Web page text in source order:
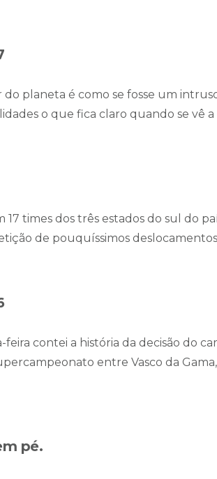
planeta é como se fosse um
o que fica claro quando se vê a
17 times dos três estados do sul do
de pouquíssimos deslocamentos
contei a história da decisão do
entre Vasco da
pé.